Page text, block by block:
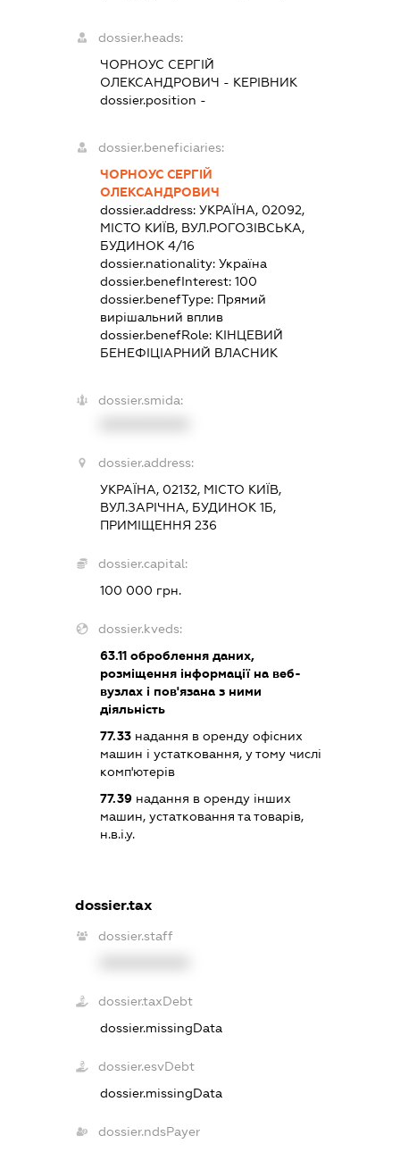
dossier.heads:
ЧОРНОУС СЕРГІЙ
ОЛЕКСАНДРОВИЧ - КЕРІВНИК
dossier.position -
dossier.beneficiaries:
ЧОРНОУС СЕРГІЙ
ОЛЕКСАНДРОВИЧ
dossier.address: УКРАЇНА, 02092,
МІСТО КИЇВ, ВУЛ.РОГОЗІВСЬКА,
БУДИНОК 4/16
dossier.nationality: Україна
dossier.benefInterest: 100
dossier.benefType: Прямий
вирішальний вплив
dossier.benefRole: КІНЦЕВИЙ
БЕНЕФІЦІАРНИЙ ВЛАСНИК
dossier.smida:
dossier.address:
УКРАЇНА, 02132, МІСТО КИЇВ,
ВУЛ.ЗАРІЧНА, БУДИНОК 1Б,
ПРИМІЩЕННЯ 236
dossier.capital:
100 000 грн.
dossier.kveds:
63.11оброблення даних,
розміщення інформації на веб-
вузлах і пов'язана з ними
діяльність
77.33надання в оренду офісних
машин і устатковання, у тому числі
комп'ютерів
77.39надання в оренду інших
машин, устатковання та товарів,
н.в.і.у.
dossier.tax
dossier.staff
dossier.taxDebt
dossier.missingData
dossier.esvDebt
dossier.missingData
dossier.ndsPayer